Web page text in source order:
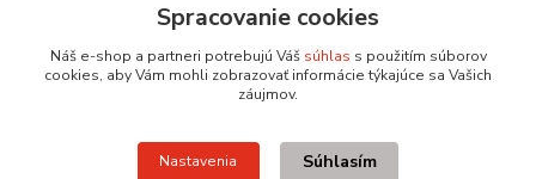
0915 707 737
(Po-Pia, 8-15 hod.)
Spracovanie cookies
Náš e-shop a partneri potrebujú Váš súhlas s použitím súborov
cookies, aby Vám mohli zobrazovať informácie týkajúce sa Vašich
záujmov.
Nastavenia Súhlasím